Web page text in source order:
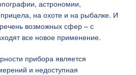
астрономии,
на охоте и на рыбалке. И
возможных сфер – с
все новое применение.
прибора является
и недоступная